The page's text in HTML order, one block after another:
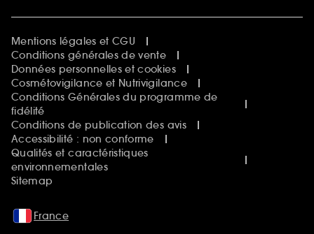
Mentions légales et CGU
Conditions générales de vente
Données personnelles et cookies
Cosmétovigilance et Nutrivigilance
Conditions Générales du programme de
fidélité
Conditions de publication des avis
Accessibilité : non conforme
Qualités et caractéristiques
environnementales
Sitemap
France